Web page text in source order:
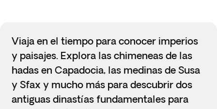
Viaja en el tiempo para conocer imperios
y paisajes. Explora las chimeneas de las
hadas en Capadocia, las medinas de Susa
y Sfax y mucho más para descubrir dos
antiguas dinastías fundamentales para